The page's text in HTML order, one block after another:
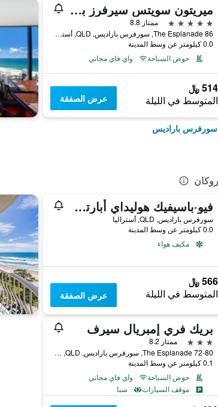
ميريتون سويتس سيرفرز بارادايس
5 نجوم
ممتاز 8.8
86 The Esplanade, سورفرس باراديس, QLD, أستراليا
0.0 كيلومتر عن وسط المدينة
حوض السباحة
واي فاي مجاني
514 ﷼
المتوسط في الليلة عرض الصفقة
سورفرس باراديس
فيو·باسيفيك هوليداي أبارتمنتس
سورفرس باراديس, QLD, أستراليا
0.0 كيلومتر عن وسط المدينة
مكيف هواء
566 ﷼
المتوسط في الليلة عرض الصفقة
بريك فري إمبريال سيرف
3 نجوم
ممتاز 8.2
72-80 The Esplanade, سورفرس باراديس, QLD, أستراليا
0.1 كيلومتر عن وسط المدينة
حوض السباحة
واي فاي مجاني
موقف السيارات
سبا